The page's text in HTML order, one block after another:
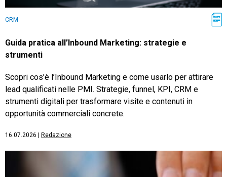
CRM
Guida pratica all’Inbound Marketing: strategie e
strumenti
Scopri cos’è l’Inbound Marketing e come usarlo per attirare
lead qualificati nelle PMI. Strategie, funnel, KPI, CRM e
strumenti digitali per trasformare visite e contenuti in
opportunità commerciali concrete.
16.07.2026 Redazione